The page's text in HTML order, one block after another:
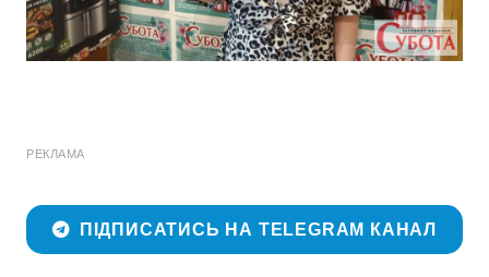
РЕКЛАМА
ПІДПИСАТИСЬ НА TELEGRAM КАНАЛ